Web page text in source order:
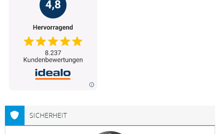
SICHERHEIT